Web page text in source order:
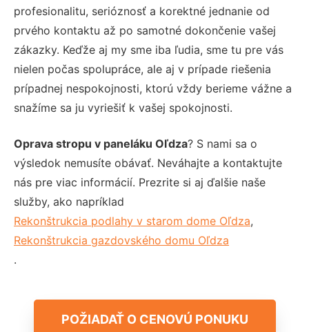
profesionalitu, serióznosť a korektné jednanie od
prvého kontaktu až po samotné dokončenie vašej
zákazky. Keďže aj my sme iba ľudia, sme tu pre vás
nielen počas spolupráce, ale aj v prípade riešenia
prípadnej nespokojnosti, ktorú vždy berieme vážne a
snažíme sa ju vyriešiť k vašej spokojnosti.
Oprava stropu v paneláku Oľdza? S nami sa o
výsledok nemusíte obávať. Neváhajte a kontaktujte
nás pre viac informácií. Prezrite si aj ďalšie naše
služby, ako napríklad
Rekonštrukcia podlahy v starom dome Oľdza,
Rekonštrukcia gazdovského domu Oľdza
.
POŽIADAŤ O CENOVÚ PONUKU